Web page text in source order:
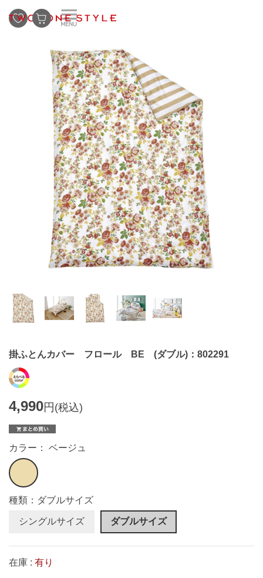
掛ふとんカバー フロール BE (ダブル)：802291
4,990円(税込)
カラー： ベージュ
種類：ダブルサイズ
シングルサイズ ダブルサイズ
在庫 : 有り